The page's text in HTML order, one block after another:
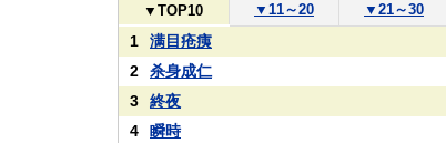
▼ TOP10 ▼ 11～20 ▼ 21～30
1
满目疮痍
2
杀身成仁
3
終夜
4
瞬時